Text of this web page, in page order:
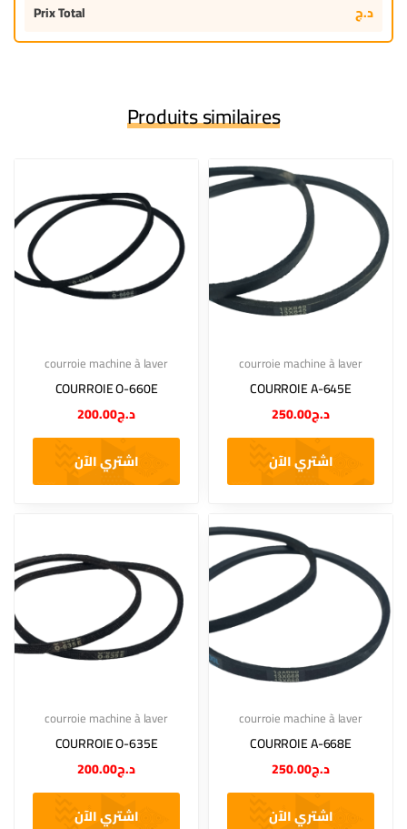
Prix Total
د.ج
Produits similaires
courroie machine à laver
COURROIE O-660E
د.ج200.00
اشتري الآن
courroie machine à laver
COURROIE A-645E
د.ج250.00
اشتري الآن
courroie machine à laver
COURROIE O-635E
د.ج200.00
اشتري الآن
courroie machine à laver
COURROIE A-668E
د.ج250.00
اشتري الآن